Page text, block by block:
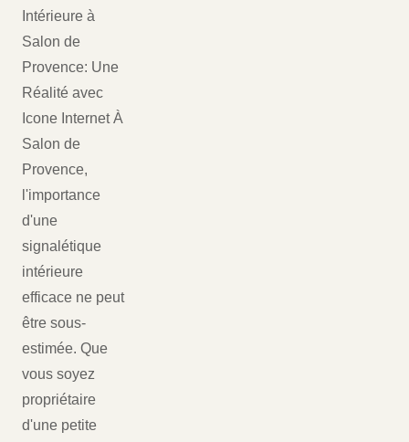
Intérieure à
Salon de
Provence: Une
Réalité avec
Icone Internet À
Salon de
Provence,
l'importance
d'une
signalétique
intérieure
efficace ne peut
être sous-
estimée. Que
vous soyez
propriétaire
d'une petite